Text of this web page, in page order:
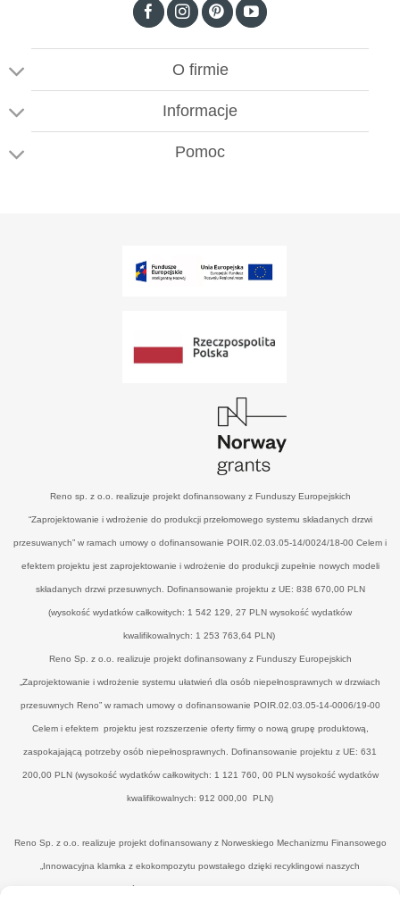
O firmie
Informacje
Pomoc
Reno sp. z o.o. realizuje projekt dofinansowany z Funduszy Europejskich
“Zaprojektowanie i wdrożenie do produkcji przełomowego systemu składanych drzwi
przesuwanych” w ramach umowy o dofinansowanie POIR.02.03.05-14/0024/18-00 Celem i
efektem projektu jest zaprojektowanie i wdrożenie do produkcji zupełnie nowych modeli
składanych drzwi przesuwnych. Dofinansowanie projektu z UE: 838 670,00 PLN
(wysokość wydatków całkowitych: 1 542 129, 27 PLN wysokość wydatków
kwalifikowalnych: 1 253 763,64 PLN)
Reno Sp. z o.o. realizuje projekt dofinansowany z Funduszy Europejskich
„Zaprojektowanie i wdrożenie systemu ułatwień dla osób niepełnosprawnych w drzwiach
przesuwnych Reno” w ramach umowy o dofinansowanie POIR.02.03.05-14-0006/19-00
Celem i efektem projektu jest rozszerzenie oferty firmy o nową grupę produktową,
zaspokajającą potrzeby osób niepełnosprawnych. Dofinansowanie projektu z UE: 631
200,00 PLN (wysokość wydatków całkowitych: 1 121 760, 00 PLN wysokość wydatków
kwalifikowalnych: 912 000,00 PLN)
Reno Sp. z o.o. realizuje projekt dofinansowany z Norweskiego Mechanizmu Finansowego
„Innowacyjna klamka z ekokompozytu powstałego dzięki recyklingowi naszych
poprodukcyjnych odpadów drzewnych’" w ramach umowy o dofinansowanie UWP-